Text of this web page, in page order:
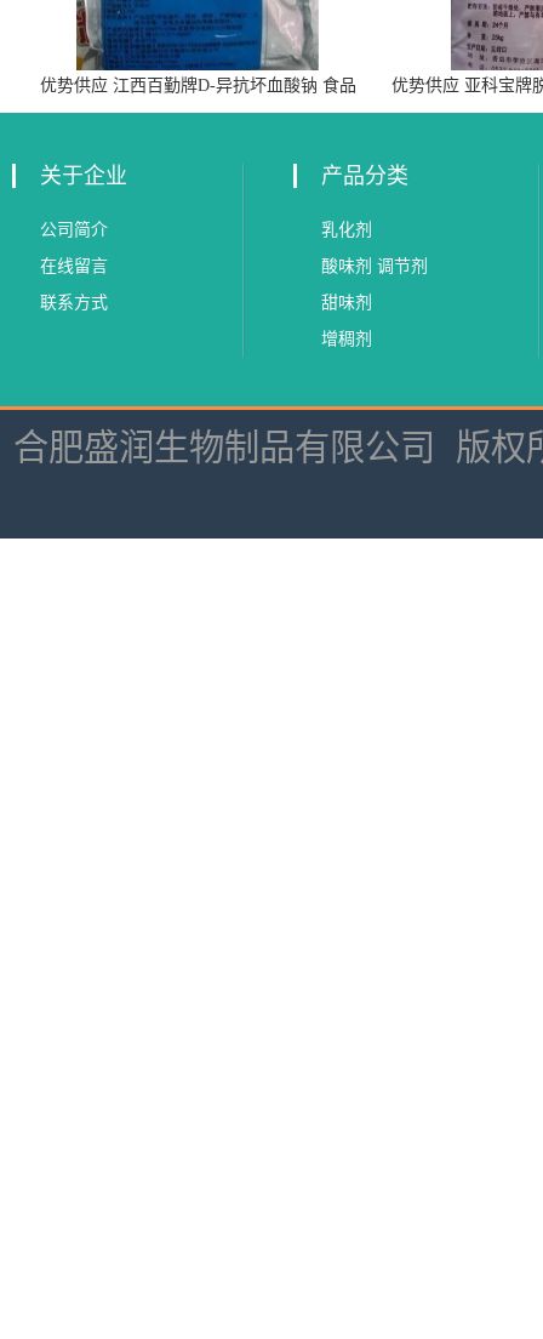
优势供应 江西百勤牌D-异抗坏血酸钠 食品
级抗氧化剂
优势供应 亚科宝牌
关于企业
公司简介
在线留言
联系方式
产品分类
乳化剂
酸味剂 调节剂
甜味剂
增稠剂
合肥盛润生物制品有限公司 版权